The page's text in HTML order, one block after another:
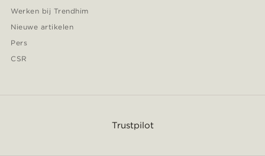
Werken bij Trendhim
Nieuwe artikelen
Pers
CSR
Trustpilot